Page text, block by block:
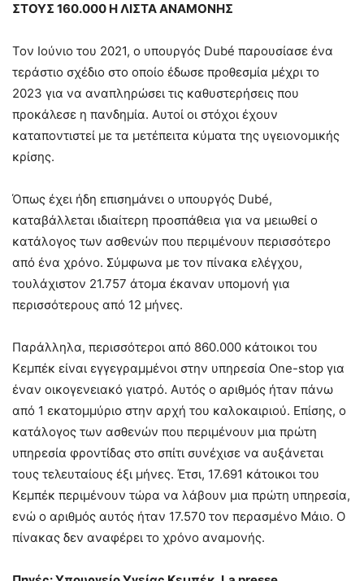
ΣΤΟΥΣ 160.000 Η ΛΙΣΤΑ ΑΝΑΜΟΝΗΣ
Τον Ιούνιο του 2021, ο υπουργός Dubé παρουσίασε ένα
τεράστιο σχέδιο στο οποίο έδωσε προθεσμία μέχρι το
2023 για να αναπληρώσει τις καθυστερήσεις που
προκάλεσε η πανδημία. Αυτοί οι στόχοι έχουν
καταποντιστεί με τα μετέπειτα κύματα της υγειονομικής
κρίσης.
Όπως έχει ήδη επισημάνει ο υπουργός Dubé,
καταβάλλεται ιδιαίτερη προσπάθεια για να μειωθεί ο
κατάλογος των ασθενών που περιμένουν περισσότερο
από ένα χρόνο. Σύμφωνα με τον πίνακα ελέγχου,
τουλάχιστον 21.757 άτομα έκαναν υπομονή για
περισσότερους από 12 μήνες.
Παράλληλα, περισσότεροι από 860.000 κάτοικοι του
Κεμπέκ είναι εγγεγραμμένοι στην υπηρεσία One-stop για
έναν οικογενειακό γιατρό. Αυτός ο αριθμός ήταν πάνω
από 1 εκατομμύριο στην αρχή του καλοκαιριού. Επίσης, ο
κατάλογος των ασθενών που περιμένουν μια πρώτη
υπηρεσία φροντίδας στο σπίτι συνέχισε να αυξάνεται
τους τελευταίους έξι μήνες. Έτσι, 17.691 κάτοικοι του
Κεμπέκ περιμένουν τώρα να λάβουν μια πρώτη υπηρεσία,
ενώ ο αριθμός αυτός ήταν 17.570 τον περασμένο Μάιο. Ο
πίνακας δεν αναφέρει το χρόνο αναμονής.